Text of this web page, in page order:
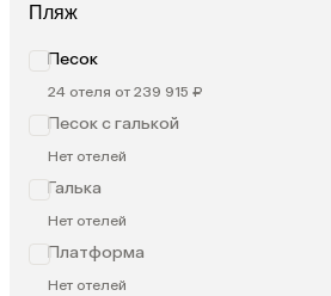
Пляж
Песок
24 отеля от 239 915 ₽
Песок с галькой
Нет отелей
Галька
Нет отелей
Платформа
Нет отелей